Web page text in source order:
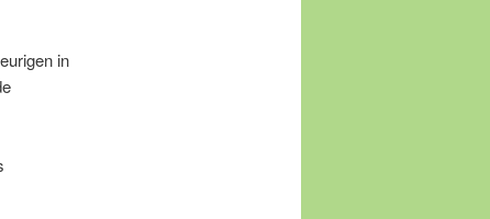
in